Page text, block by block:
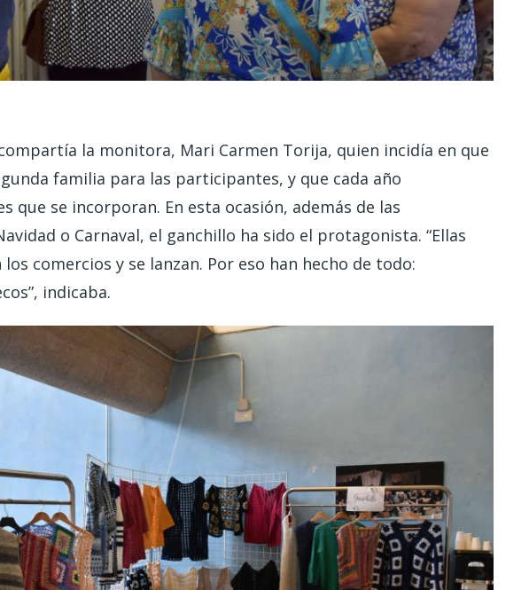
la monitora, Mari Carmen Torija, quien incidía en que
familia para las participantes, y que cada año
que se incorporan. En esta ocasión, además de las
o Carnaval, el ganchillo ha sido el protagonista. “Ellas
comercios y se lanzan. Por eso han hecho de todo:
indicaba.